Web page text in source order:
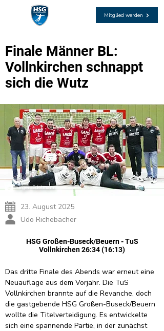
Mitglied werden
Finale Männer BL:
Vollnkirchen schnappt
sich die Wutz
Jürgen Edelmann
23. August 2025
Udo Richebächer
HSG Großen-Buseck/Beuern - TuS
Vollnkirchen 26:34 (16:13)
Das dritte Finale des Abends war erneut eine
Neuauflage aus dem Vorjahr. Die TuS
Vollnkirchen brannte auf die Revanche, doch
die gastgebende HSG Großen-Buseck/Beuern
wollte die Titelverteidigung. Es entwickelte
sich eine spannende Partie, in der zunächst